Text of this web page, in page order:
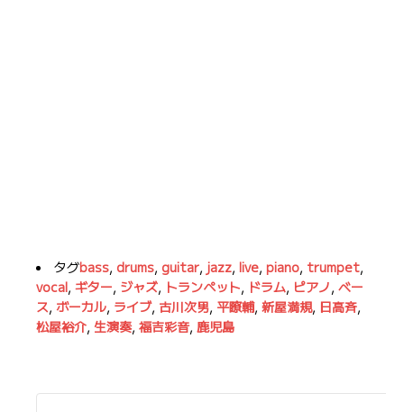
タグbass, drums, guitar, jazz, live, piano, trumpet,
vocal, ギター, ジャズ, トランペット, ドラム, ピアノ, ベー
ス, ボーカル, ライブ, 古川次男, 平瞭輔, 新屋満規, 日高斉,
松屋裕介, 生演奏, 福吉彩音, 鹿児島